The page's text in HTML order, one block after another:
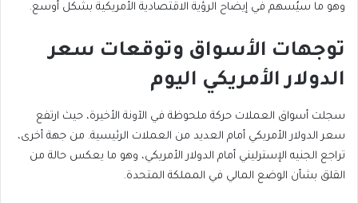
وهو ما سيُسهم في إيضاح الرؤية الاقتصادية الأمريكية بشكل أوسع.
توجهات الأسواق وتوقعات سعر
الدولار الأمريكي اليوم
سجلت أسواق العملات حركة ملحوظة في الآونة الأخيرة، حيث ارتفع
سعر الدولار الأمريكي أمام العديد من العملات الرئيسية. من جهة أخرى،
تراجع الجنيه الإسترليني أمام الدولار الأمريكي، وهو ما يعكس حالة من
القلق بشأن الوضع المالي في المملكة المتحدة.